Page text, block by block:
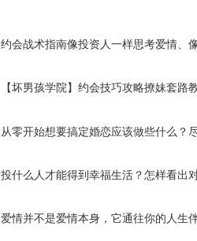
约会战术指南像投资人一样思考爱情、
【坏男孩学院】约会技巧攻略撩妹套路
从零开始想要搞定婚恋应该做些什么？
投什么人才能得到幸福生活？怎样看出
爱情并不是爱情本身，它通往你的人生